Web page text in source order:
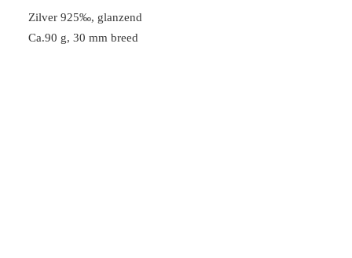
Zilver 925‰, glanzend
Ca.90 g, 30 mm breed